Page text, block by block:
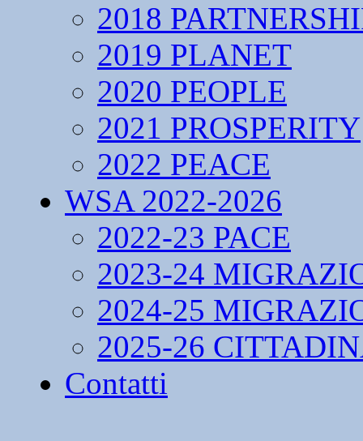
2018
2019 PLANET
2020 PEOPLE
2021 PROSPERITY
2022 PEACE
WSA 2022-2026
2022-23 PACE
2023-24
2024-25
2025-26
Contatti